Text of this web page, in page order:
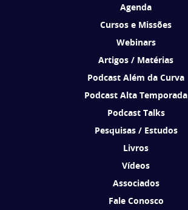
Agenda
Cursos e Missões
Webinars
Artigos / Matérias
Podcast Além da Curva
Podcast Alta Temporada
Podcast Talks
Pesquisas / Estudos
Livros
Vídeos
Associados
Fale Conosco